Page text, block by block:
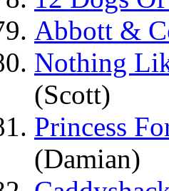
Abbott &
Nothing
(Scott)
Princess
(Damian)